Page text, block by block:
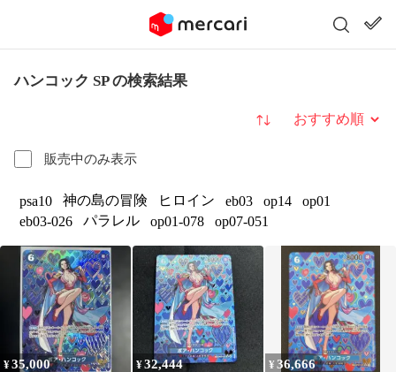
ハンコック SP の検索結果
販売中のみ表示
並び替え
psa10 神の島の冒険 ヒロイン eb03 op14
op01
eb03-026
パラレル op01-078 op07-051
¥35,000 ¥32,444 ¥36,666